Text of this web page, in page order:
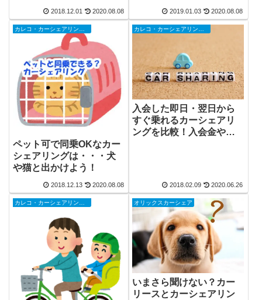
やタホ、オープンまで！
2018.12.01 2020.08.08 2019.01.03 2020.08.08
カレコ・カーシェアリングクラブ
ペット可で同乗OKなカー
シェアリングは・・・犬
や猫と出かけよう！
2018.12.13 2020.08.08
カレコ・カーシェアリングクラブ
入会した即日・翌日から
すぐ乗れるカーシェアリ
ングを比較！入会金や年
2018.02.09 2020.06.26
カレコ・カーシェアリングクラブ オリックスカーシェア
いまさら聞けない？カー
リースとカーシェアリン